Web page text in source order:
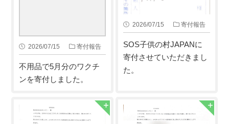
2026/07/15 寄付報告
不用品で5月分のワクチ
ンを寄付しました。
2026/07/15 寄付報告
SOS子供の村JAPANに
寄付させていただきまし
た。